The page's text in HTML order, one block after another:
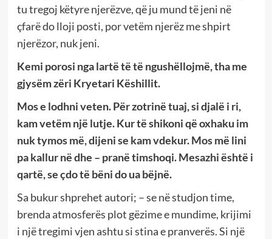
tu tregoj këtyre njerëzve, që ju mund të jeni në
çfarë do lloji posti, por vetëm njerëz me shpirt
njerëzor, nuk jeni.
Kemi porosi nga lartë të të ngushëllojmë, tha me
gjysëm zëri Kryetari Këshillit.
Mos e lodhni veten. Për zotrinë tuaj, si djalë i ri,
kam vetëm një lutje. Kur të shikoni që oxhaku im
nuk tymos më, dijeni se kam vdekur. Mos më lini
pa kallur në dhe – pranë timshoqi. Mesazhi është i
qartë, se çdo të bëni do ua bëjnë.
Sa bukur shprehet autori; – se në studjon time,
brenda atmosferës plot gëzime e mundime, krijimi
i një tregimi vjen ashtu si stina e pranverës. Si një